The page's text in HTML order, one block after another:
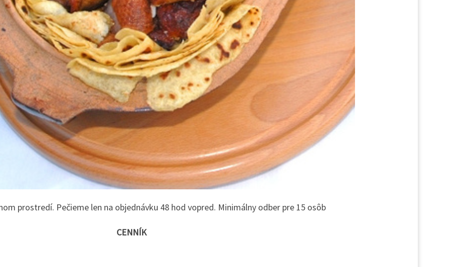
prostredí. Pečieme len na objednávku 48 hod vopred. Minimálny odber pre 15 osôb
CENNÍK